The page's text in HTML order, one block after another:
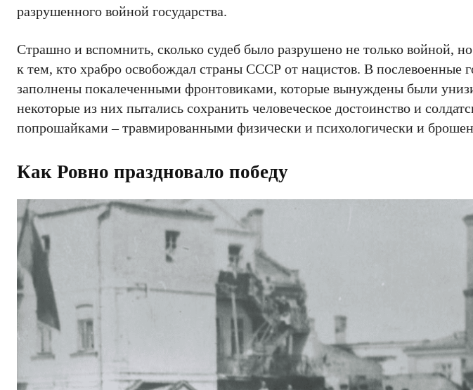
разрушенного войной государства.
Страшно и вспомнить, сколько судеб было разрушено не только войной,
к тем, кто храбро освобождал страны СССР от нацистов. В послевоенные
заполнены покалеченными фронтовиками, которые вынуждены были
некоторые из них пытались сохранить человеческое достоинство и
попрошайками – травмированными физически и психологически и
Как Ровно праздновало победу